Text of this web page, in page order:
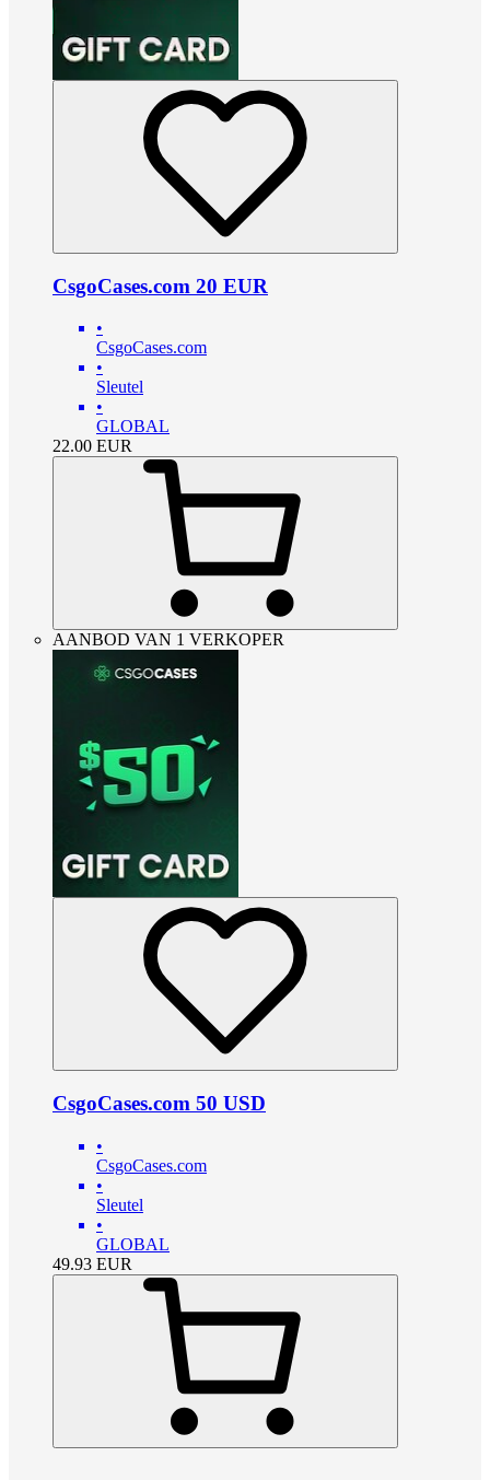
CsgoCases.com 20 EUR
•
CsgoCases.com
•
Sleutel
•
GLOBAL
22.00 EUR
AANBOD VAN 1 VERKOPER
CsgoCases.com 50 USD
•
CsgoCases.com
•
Sleutel
•
GLOBAL
49.93 EUR